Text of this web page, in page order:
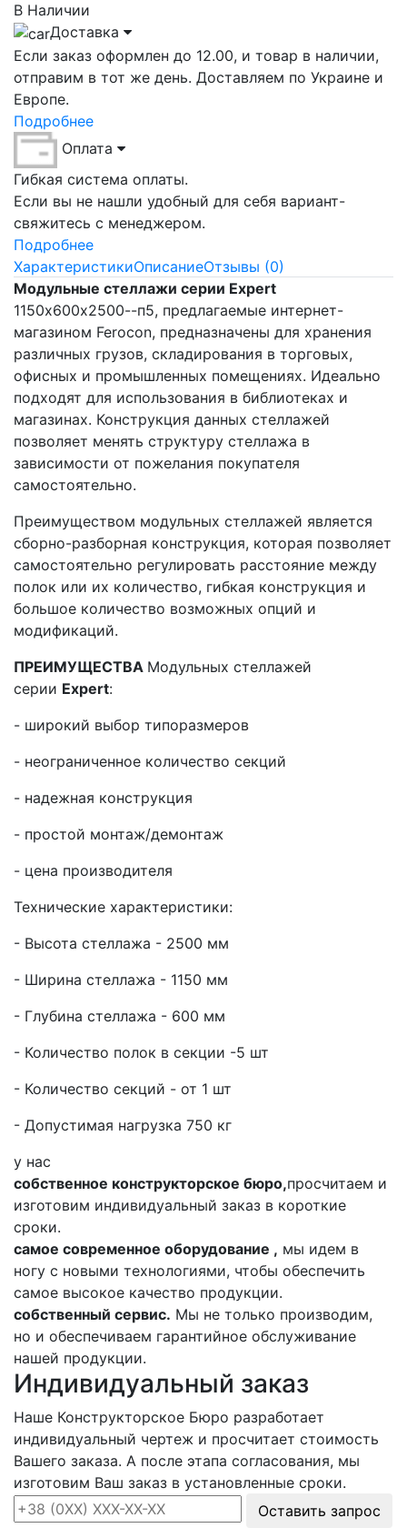
В Наличии
Доставка
Если заказ оформлен до 12.00, и товар в наличии,
отправим в тот же день. Доставляем по Украине и
Европе.
Подробнее
Оплата
Гибкая система оплаты.
Если вы не нашли удобный для себя вариант-
свяжитесь с менеджером.
Подробнее
ХарактеристикиОписаниеОтзывы (0)
Модульные стеллажи серии Expert
1150х600х2500--п5, предлагаемые интернет-
магазином Ferocon, предназначены для хранения
различных грузов, складирования в торговых,
офисных и промышленных помещениях. Идеально
подходят для использования в библиотеках и
магазинах. Конструкция данных стеллажей
позволяет менять структуру стеллажа в
зависимости от пожелания покупателя
самостоятельно.
Преимуществом модульных стеллажей является
сборно-разборная конструкция, которая позволяет
самостоятельно регулировать расстояние между
полок или их количество, гибкая конструкция и
большое количество возможных опций и
модификаций.
ПРЕИМУЩЕСТВА Модульных стеллажей
серии Expert:
- широкий выбор типоразмеров
- неограниченное количество секций
- надежная конструкция
- простой монтаж/демонтаж
- цена производителя
Технические характеристики:
- Высота стеллажа - 2500 мм
- Ширина стеллажа - 1150 мм
- Глубина стеллажа - 600 мм
- Количество полок в секции -5 шт
- Количество секций - от 1 шт
- Допустимая нагрузка 750 кг
у нас
собственное конструкторское бюро,просчитаем и
изготовим индивидуальный заказ в короткие
сроки.
самое современное оборудование , мы идем в
ногу с новыми технологиями, чтобы обеспечить
самое высокое качество продукции.
собственный сервис. Мы не только производим,
но и обеспечиваем гарантийное обслуживание
нашей продукции.
Индивидуальный заказ
Наше Конструкторское Бюро разработает
индивидуальный чертеж и просчитает стоимость
Вашего заказа. А после этапа согласования, мы
изготовим Ваш заказ в установленные сроки.
Оставить запрос